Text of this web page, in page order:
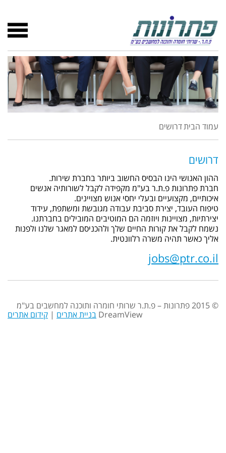
עמוד הביתדרושים
דרושים
ההון האנושי הינו הבסיס החשוב ביותר בחברת שירות.
חברת פתרונות פ.ת.ר בע"מ מקפידה לקבל לשורותיה אנשים
איכותיים, מקצועיים ובעלי יחסי אנוש מצויינים.
טיפוח העובד, יצירת סביבת עבודה מגובשת ומשתפת, עידוד
יצירתיות, מצויינות ויוזמה הם המוטיבים המובילים בחברתנו.
נשמח לקבל את קורות החיים שלך ולהכניסם למאגר שלנו ולפנות
אליך כאשר תהיה משרה רלוונטית.
jobs@ptr.co.il
© 2015 פתרונות – פ.ת.ר שרותי חומרה ותוכנה למחשבים בע"מ
DreamView בניית אתרים | קידום אתרים